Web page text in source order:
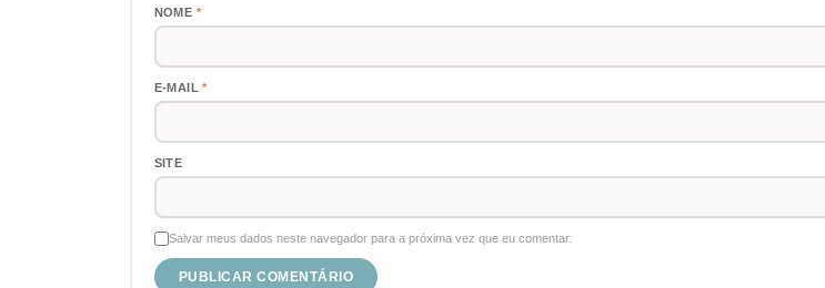
NOME *
E-MAIL*
SITE
Salvar meus dados neste navegador para a próxima vez que eu comentar.